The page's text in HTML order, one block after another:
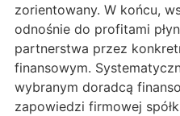
zorientowany. W końcu,
odnośnie do profitami
partnerstwa przez
finansowym.
wybranym doradcą
zapowiedzi firmowej